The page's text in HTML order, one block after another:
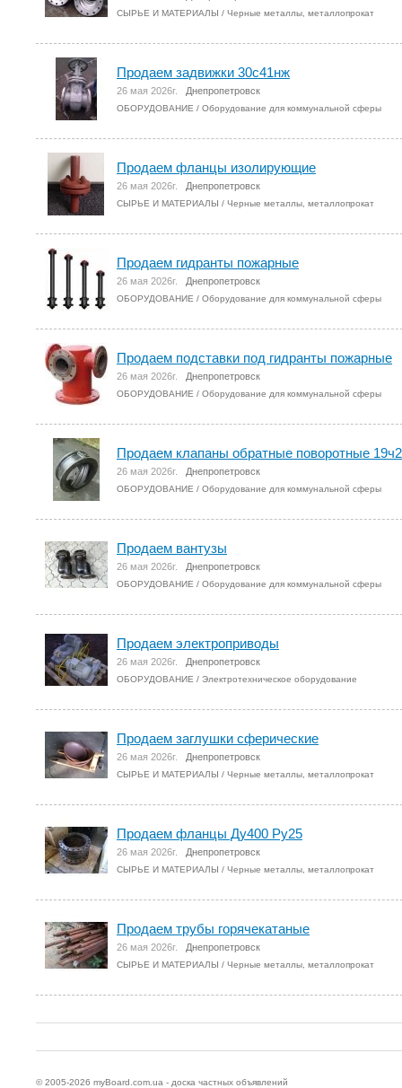
СЫРЬЕ И МАТЕРИАЛЫ / Черные металлы, металлопрокат
Продаем задвижки 30с41нж
26 мая 2026г. Днепропетровск
ОБОРУДОВАНИЕ / Оборудование для коммунальной сферы
Продаем фланцы изолирующие
26 мая 2026г. Днепропетровск
СЫРЬЕ И МАТЕРИАЛЫ / Черные металлы, металлопрокат
Продаем гидранты пожарные
26 мая 2026г. Днепропетровск
ОБОРУДОВАНИЕ / Оборудование для коммунальной сферы
Продаем подставки под гидранты пожарные
26 мая 2026г. Днепропетровск
ОБОРУДОВАНИЕ / Оборудование для коммунальной сферы
Продаем клапаны обратные поворотные
26 мая 2026г. Днепропетровск
ОБОРУДОВАНИЕ / Оборудование для коммунальной сферы
Продаем вантузы
26 мая 2026г. Днепропетровск
ОБОРУДОВАНИЕ / Оборудование для коммунальной сферы
Продаем электроприводы
26 мая 2026г. Днепропетровск
ОБОРУДОВАНИЕ / Электротехническое оборудование
Продаем заглушки сферические
26 мая 2026г. Днепропетровск
СЫРЬЕ И МАТЕРИАЛЫ / Черные металлы, металлопрокат
Продаем фланцы Ду400 Ру25
26 мая 2026г. Днепропетровск
СЫРЬЕ И МАТЕРИАЛЫ / Черные металлы, металлопрокат
Продаем трубы горячекатаные
26 мая 2026г. Днепропетровск
СЫРЬЕ И МАТЕРИАЛЫ / Черные металлы, металлопрокат
© 2005-2026 myBoard.com.ua - доска частных объявлений